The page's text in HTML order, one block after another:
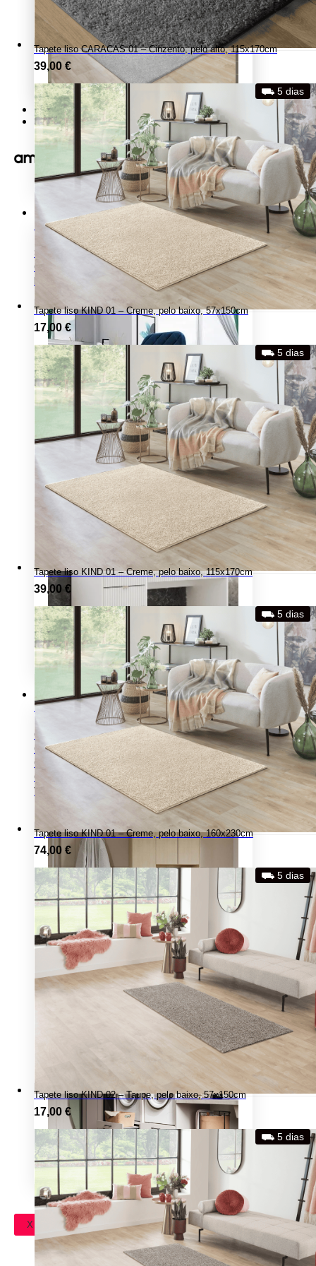
Home Office/Escritório
HOME OFFICE / ESCRITÓRIO
Secretárias
Cadeiras
Estantes office
Lavandaria
LAVANDARIA E WC
Coleção AKA
Coleção KLEA
Coleção CORAL
Coleção MARE
Ver todos os produtos
X
Minha Conta
Contacto
X
Tapete liso CARACAS 01 – Cinzento, pelo alto, 115x170cm
39,00 €
⛟ 5 dias
Tapete liso KIND 01 – Creme, pelo baixo, 57x150cm
17,00 €
⛟ 5 dias
Tapete liso KIND 01 – Creme, pelo baixo, 115x170cm
39,00 €
⛟ 5 dias
Tapete liso KIND 01 – Creme, pelo baixo, 160x230cm
74,00 €
⛟ 5 dias
Tapete liso KIND 02 – Taupe, pelo baixo, 57x150cm
17,00 €
⛟ 5 dias